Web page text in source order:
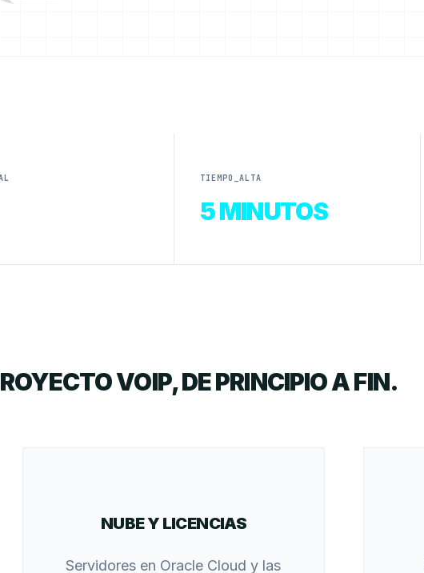
TIEMPO_ALTA
5 MINUTOS
VOIP, DE PRINCIPIO A FIN.
NUBE Y LICENCIAS
Servidores en Oracle Cloud y las